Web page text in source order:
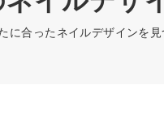
に合ったネイルデザインを